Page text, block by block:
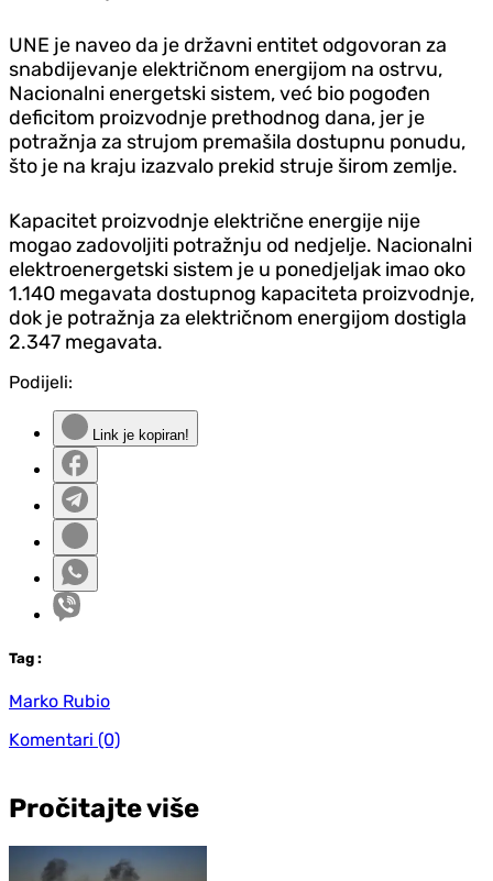
UNE je naveo da je državni entitet odgovoran za
snabdijevanje električnom energijom na ostrvu,
Nacionalni energetski sistem, već bio pogođen
deficitom proizvodnje prethodnog dana, jer je
potražnja za strujom premašila dostupnu ponudu,
što je na kraju izazvalo prekid struje širom zemlje.
Kapacitet proizvodnje električne energije nije
mogao zadovoljiti potražnju od ned‌jelje. Nacionalni
elektroenergetski sistem je u poned‌jeljak imao oko
1.140 megavata dostupnog kapaciteta proizvodnje,
dok je potražnja za električnom energijom dostigla
2.347 megavata.
Podijeli:
Link je kopiran!
Tag :
Marko Rubio
Komentari (0)
Pročitajte više